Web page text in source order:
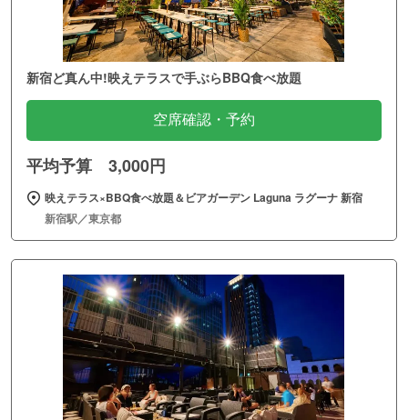
新宿ど真ん中!映えテラスで手ぶらBBQ食べ放題
空席確認・予約
平均予算 3,000円
映えテラス×BBQ食べ放題＆ビアガーデン Laguna ラグーナ 新宿
新宿駅／東京都